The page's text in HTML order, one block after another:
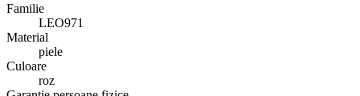
Familie
LEO971
Material
piele
Culoare
roz